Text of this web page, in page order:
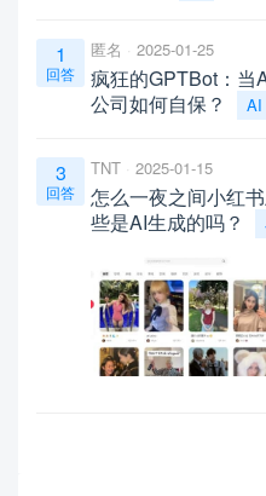
1
回答
匿名 2025-01-25
疯狂的GPTBot：当
公司如何自保？
AI
3
回答
TNT 2025-01-15
怎么一夜之间小红
些是AI生成的吗？